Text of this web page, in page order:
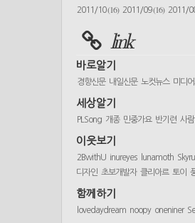
2011/10(16) 2011/09(16) 2011/
link
바로알기
경향신문 내일신문 노컷뉴스 미디
세상알기
PLSong 개종 민중가요 반기련 사
이웃보기
2BwithU inureyes lunamoth
디자인 초보개발자 클리아르 토이
함께하기
lovedaydream noopy oneniner